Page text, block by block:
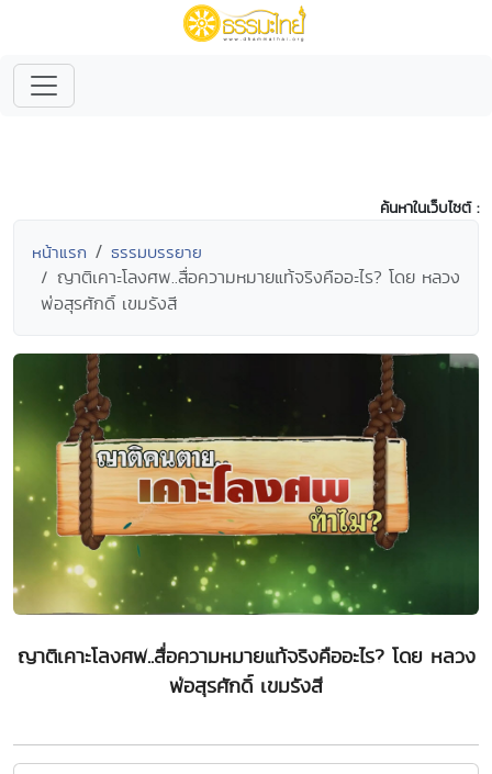
ค้นหาในเว็บไซต์ :
หน้าแรก ธรรมบรรยาย
ญาติเคาะโลงศพ..สื่อความหมายแท้จริงคืออะไร? โดย หลวง
พ่อสุรศักดิ์ เขมรังสี
ญาติเคาะโลงศพ..สื่อความหมายแท้จริงคืออะไร? โดย หลวง
พ่อสุรศักดิ์ เขมรังสี